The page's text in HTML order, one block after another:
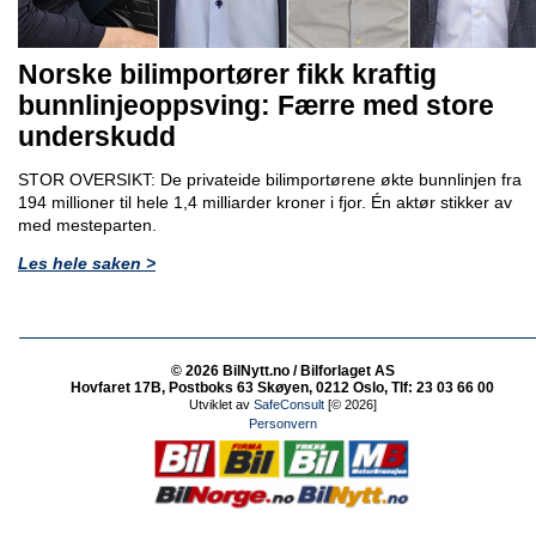
Norske bilimportører fikk kraftig
bunnlinjeoppsving: Færre med store
underskudd
STOR OVERSIKT: De privateide bilimportørene økte bunnlinjen fra
194 millioner til hele 1,4 milliarder kroner i fjor. Én aktør stikker av
med mesteparten.
Les hele saken >
© 2026 BilNytt.no / Bilforlaget AS
Hovfaret 17B, Postboks 63 Skøyen, 0212 Oslo, Tlf: 23 03 66 00
Utviklet av SafeConsult[© 2026]
Personvern